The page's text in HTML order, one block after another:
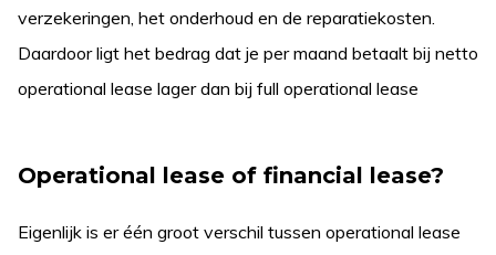
verzekeringen, het onderhoud en de reparatiekosten.
Daardoor ligt het bedrag dat je per maand betaalt bij netto
operational lease lager dan bij full operational lease
Operational lease of financial lease?
Eigenlijk is er één groot verschil tussen operational lease